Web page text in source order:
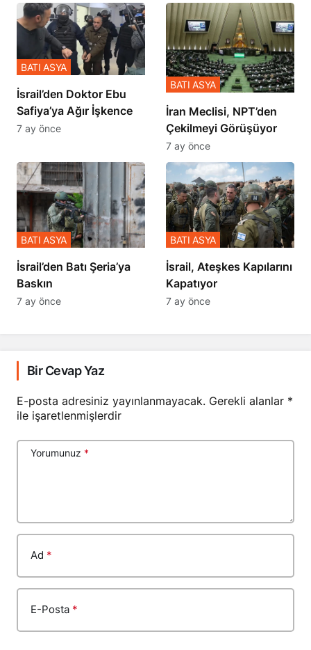
İsrail’den Doktor Ebu
Safiya’ya Ağır İşkence
BATI ASYA
7 ay önce
İran Meclisi, NPT’den
Çekilmeyi Görüşüyor
BATI ASYA
7 ay önce
​​​​​​​İsrail’den Batı Şeria’ya
Baskın
BATI ASYA
7 ay önce
İsrail, Ateşkes Kapılarını
Kapatıyor
BATI ASYA
7 ay önce
Bir Cevap Yaz
E-posta adresiniz yayınlanmayacak. Gerekli alanlar *
ile işaretlenmişlerdir
Yorumunuz *
Ad *
E-Posta *